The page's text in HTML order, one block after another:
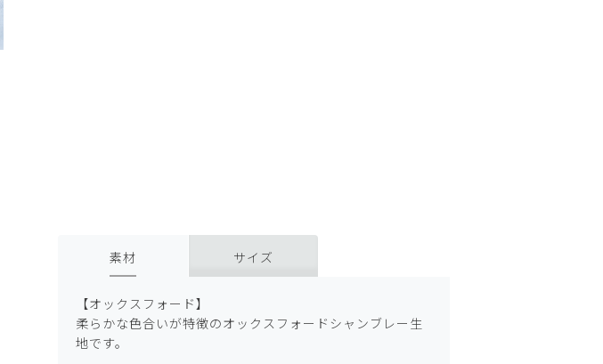
素材 サイズ
【オックスフォード】
柔らかな色合いが特徴のオックスフォードシャンブレー生
地です。